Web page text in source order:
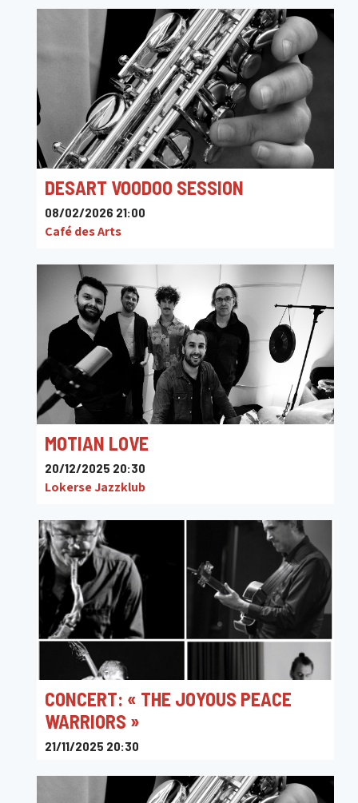
DESART VOODOO SESSION
08/02/2026 21:00
Café des Arts
MOTIAN LOVE
20/12/2025 20:30
Lokerse Jazzklub
CONCERT: « THE JOYOUS PEACE
WARRIORS »
21/11/2025 20:30